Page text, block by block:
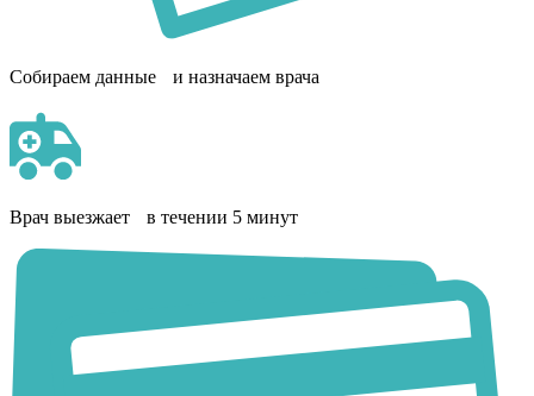
Собираем данные и назначаем врача
Врач выезжает в течении 5 минут